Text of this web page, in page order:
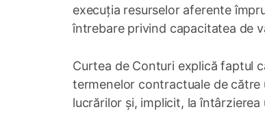
execuția resurselor aferente
întrebare privind capacitatea de
Curtea de Conturi explică faptul
termenelor contractuale de către
lucrărilor și, implicit, la